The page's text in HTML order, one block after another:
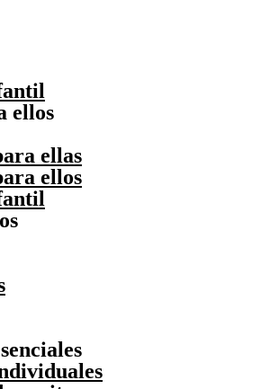
ellos
ellas
ellos